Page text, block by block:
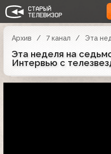
Архив 7 канал Эта
Эта неделя на
Интервью с